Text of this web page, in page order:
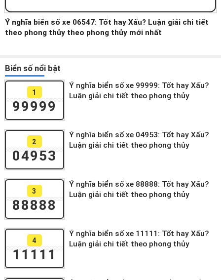
Ý nghĩa biển số xe 06547: Tốt hay Xấu? Luận giải chi tiết
theo phong thủy theo phong thủy mới nhất
Biển số nổi bật
1
99999
Ý nghĩa biển số xe 99999: Tốt hay Xấu?
Luận giải chi tiết theo phong thủy
2
04953
Ý nghĩa biển số xe 04953: Tốt hay Xấu?
Luận giải chi tiết theo phong thủy
3
88888
Ý nghĩa biển số xe 88888: Tốt hay Xấu?
Luận giải chi tiết theo phong thủy
4
11111
Ý nghĩa biển số xe 11111: Tốt hay Xấu?
Luận giải chi tiết theo phong thủy